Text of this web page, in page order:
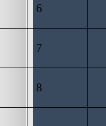
6
7
8